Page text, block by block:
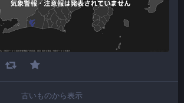
古いものから表示